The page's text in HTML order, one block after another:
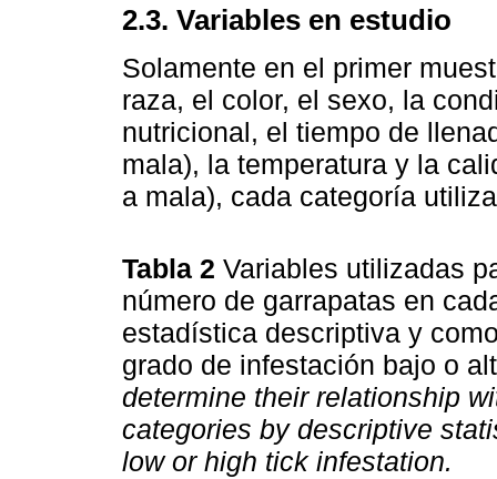
2.3. Variables en estudio
Solamente en el primer
raza, el color, el sexo, la
nutricional, el tiempo de
mala), la temperatura y la
a mala), cada categoría
Tabla 2 Variables utilizadas
número de garrapatas en
estadística descriptiva y
grado de infestación bajo o
determine their relationship
categories by descriptive
low or high tick infestation.